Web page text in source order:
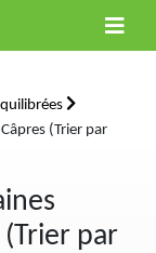
(Trier par
(Trier par